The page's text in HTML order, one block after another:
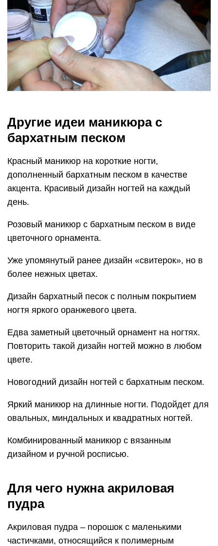
Другие идеи маникюра с
бархатным песком
Красный маникюр на короткие ногти,
дополненный бархатным песком в качестве
акцента. Красивый дизайн ногтей на каждый
день.
Розовый маникюр с бархатным песком в виде
цветочного орнамента.
Уже упомянутый ранее дизайн «свитерок», но в
более нежных цветах.
Дизайн бархатный песок с полным покрытием
ногтя яркого оранжевого цвета.
Едва заметный цветочный орнамент на ногтях.
Повторить такой дизайн ногтей можно в любом
цвете.
Новогодний дизайн ногтей с бархатным песком.
Яркий маникюр на длинные ногти. Подойдет для
овальных, миндальных и квадратных ногтей.
Комбинированный маникюр с вязанным
дизайном и ручной росписью.
Для чего нужна акриловая
пудра
Акриловая пудра – порошок с маленькими
частичками, относящийся к полимерным